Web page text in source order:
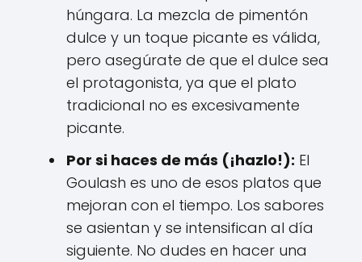
húngara. La mezcla de pimentón
dulce y un toque picante es válida,
pero asegúrate de que el dulce sea
el protagonista, ya que el plato
tradicional no es excesivamente
picante.
Por si haces de más (¡hazlo!): El
Goulash es uno de esos platos que
mejoran con el tiempo. Los sabores
se asientan y se intensifican al día
siguiente. No dudes en hacer una